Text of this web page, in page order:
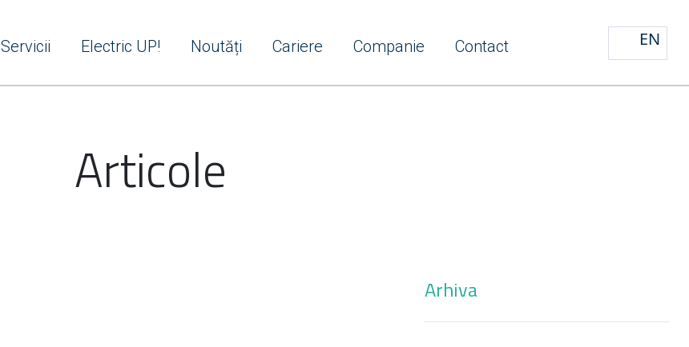
Servicii Electric UP! Noutăți Cariere Companie Contact EN
Articole
Arhiva